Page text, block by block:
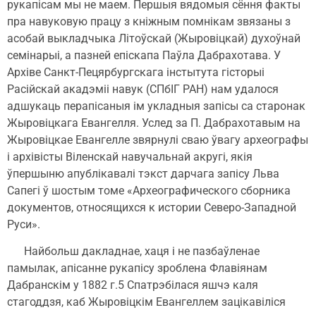
рукапісам мы не маем. Першыя вядомыя сёння факты
пра навуковую працу з кніжным помнікам звязаны з
асобай выкладчыка Літоўскай (Жыровіцкай) духоўнай
семінарыі, а пазней епіскапа Паўла Дабрахотава. У
Архіве Санкт-Пецярбургскага інстытута гісторыі
Расійскай акадэміі навук (СПбІГ РАН) нам удалося
адшукаць перапісаныя ім укладныя запісы са старонак
Жыровіцкага Евангелля. Услед за П. Дабрахотавым на
Жыровіцкае Евангелле звярнулі сваю ўвагу археографы
і архівісты Віленскай навучальнай акругі, якія
ўпершыню апублікавалі тэкст дарчага запісу Льва
Сапегі ў шостым томе «Археографического сборника
документов, относящихся к истории Северо-Западной
Руси».
Найбольш дакладнае, хаця і не пазбаўленае
памылак, апісанне рукапісу зроблена Флавіянам
Дабранскім у 1882 г.5 Спатрэбілася яшчэ каля
стагоддзя, каб Жыровіцкім Евангеллем зацікавіліся